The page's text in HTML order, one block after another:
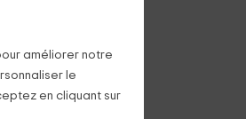
améliorer notre
le
en cliquant sur